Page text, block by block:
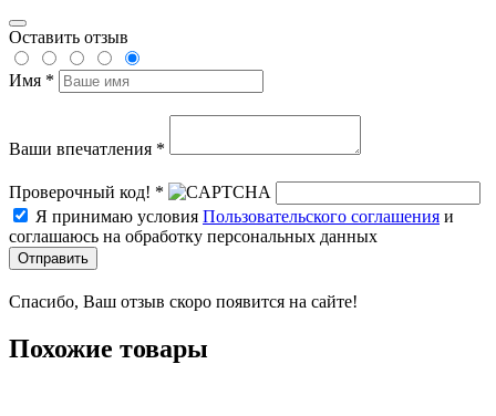
Оставить отзыв
Имя *
Ваши впечатления *
Проверочный код! *
Я принимаю условия Пользовательского соглашения и
соглашаюсь на обработку персональных данных
Отправить
Спасибо, Ваш отзыв скоро появится на сайте!
Похожие товары